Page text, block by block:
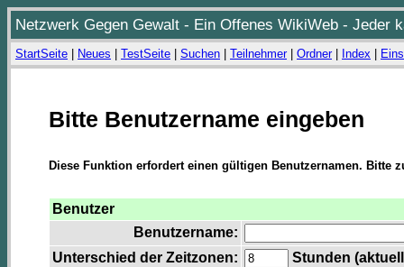
Netzwerk Gegen Gewalt - Ein Offenes WikiWeb - Jeder
StartSeite Neues TestSeite Suchen Teilnehmer| Ordner| Index
Bitte Benutzername eingeben
Diese Funktion erfordert einen gültigen Benutzernamen. Bitte
Benutzer
Benutzername:
Unterschied der Zeitzonen:
Stunden